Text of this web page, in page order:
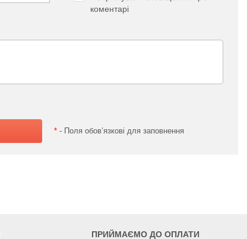
коментарі
* - Поля обов’язкові для заповнення
ПРИЙМАЄМО ДО ОПЛАТИ